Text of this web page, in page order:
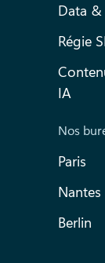
Data
Régie
IA
Nos
Paris
Nantes
Berlin